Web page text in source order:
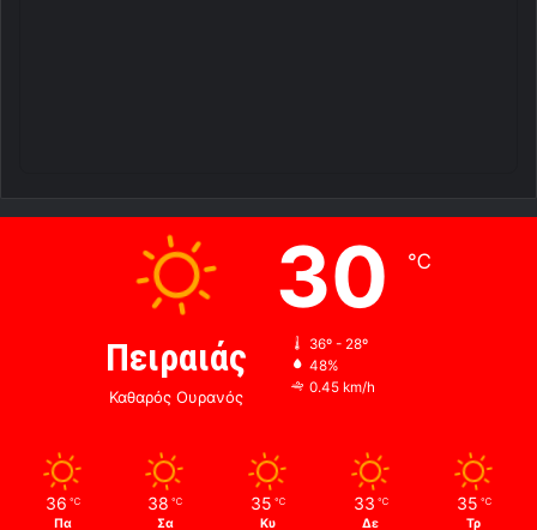
Πειραιάς
Καθαρός Ουρανός
30 ℃
36º - 28º
48%
0.45 km/h
36 ℃
Πα
38 ℃
Σα
35 ℃
Κυ
33 ℃
Δε
35 ℃
Τρ